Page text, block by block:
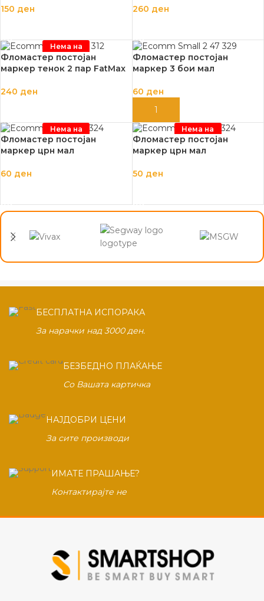
150 ден 260 ден
Нема на
залиха
Флoмастер постојан
маркер тенок 2 пар FatMax
240 ден
Фломастер постојан
маркер 3 бои мал
60 ден
ДОДАЈ ВО КОШНИЦА
Нема на
залиха
Фломастер постојан
маркер црн мал
60 ден
Нема на
залиха
Фломастер постојан
маркер црн мал
50 ден
БЕСПЛАТНА ИСПОРАКА
За нарачки над 3000 ден.
БЕЗБЕДНО ПЛАЌАЊЕ
Со Вашата картичка
НАЈДОБРИ ЦЕНИ
За сите производи
ИМАТЕ ПРАШАЊЕ?
Контактирајте не